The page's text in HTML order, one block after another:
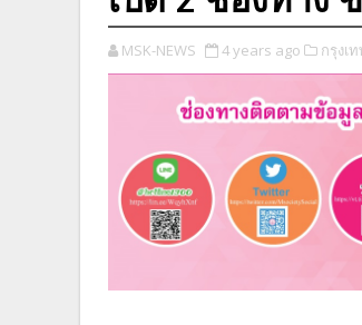
MSK-NEWS 4 years ago กรุงเ